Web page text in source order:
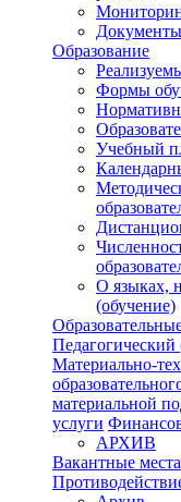
Документы
Образование
Формы
Учебный
О языках,
(обучение)
Педагогический
Материально-
материальной
услуги
АРХИВ
Вакантные